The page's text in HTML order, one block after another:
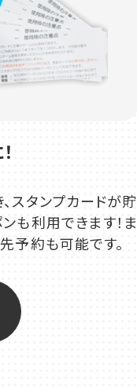
スタンプカードが貯
も利用できます！ま
予約も可能です。